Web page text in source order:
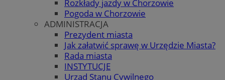
Rozkłady jazdy w Chorzowie
Pogoda w Chorzowie
ADMINISTRACJA
Prezydent miasta
Jak załatwić sprawę w Urzędzie Miasta?
Rada miasta
INSTYTUCJE
Urząd Stanu Cywilnego